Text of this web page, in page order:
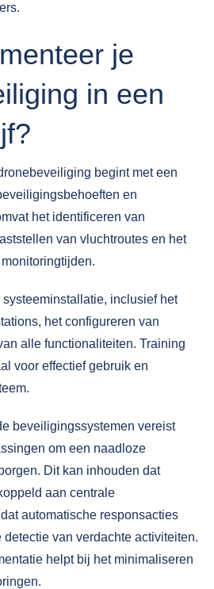
je
in een
begint met een
en
het identificeren van
van vluchtroutes en het
inclusief het
het configureren van
alle functionaliteiten. Training
voor effectief gebruik en
beveiligingssystemen vereist
om een naadloze
Dit kan inhouden dat
aan centrale
automatische responsacties
van verdachte activiteiten.
helpt bij het minimaliseren